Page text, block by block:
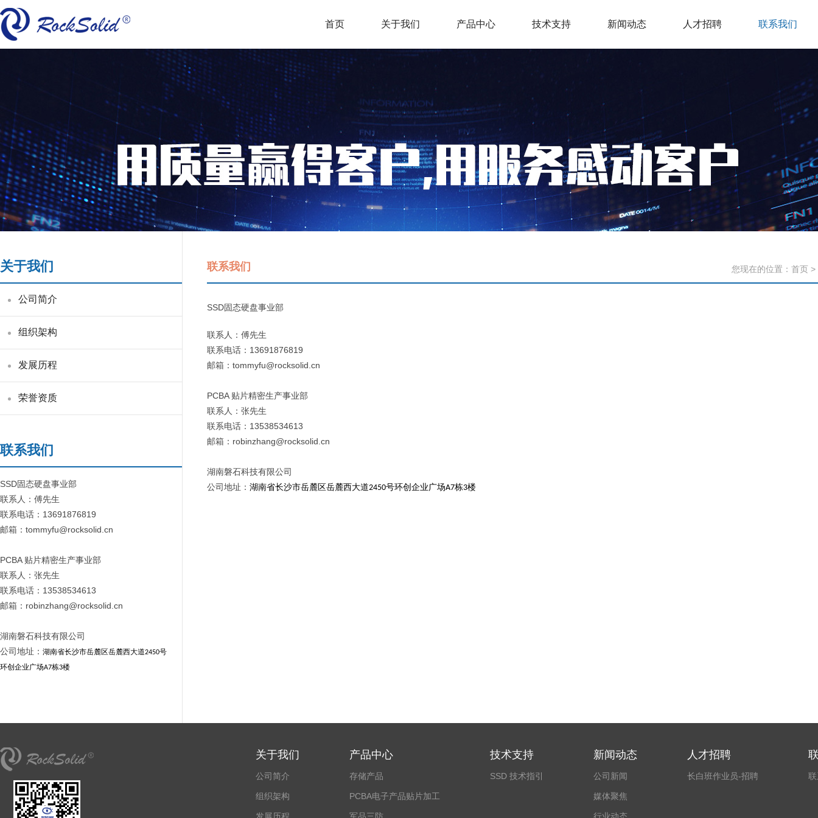
首页 关于我们 产品中心 技术支持 新闻动态 人才招聘 联系我们
关于我们
公司简介
组织架构
发展历程
荣誉资质
联系我们
SSD固态硬盘事业部
联系人：傅先生
联系电话：13691876819
邮箱：tommyfu@rocksolid.cn
PCBA 贴片精密生产事业部
联系人：张先生
联系电话：13538534613
邮箱：robinzhang@rocksolid.cn
湖南磐石科技有限公司
公司地址： 湖南省长沙市岳麓区岳麓西大道2450号
环创企业广场A7栋3楼
联系我们 您现在的位置： 首页 >
SSD固态硬盘事业部
联系人：傅先生
联系电话：13691876819
邮箱：tommyfu@rocksolid.cn
PCBA 贴片精密生产事业部
联系人：张先生
联系电话：13538534613
邮箱：robinzhang@rocksolid.cn
湖南磐石科技有限公司
公司地址： 湖南省长沙市岳麓区岳麓西大道2450号环创企业广场A7栋3楼
关于我们
公司简介
组织架构
产品中心
存储产品
PCBA电子产品贴片加工
技术支持
SSD 技术指引
新闻动态
公司新闻
媒体聚焦
人才招聘
长白班作业员-招聘